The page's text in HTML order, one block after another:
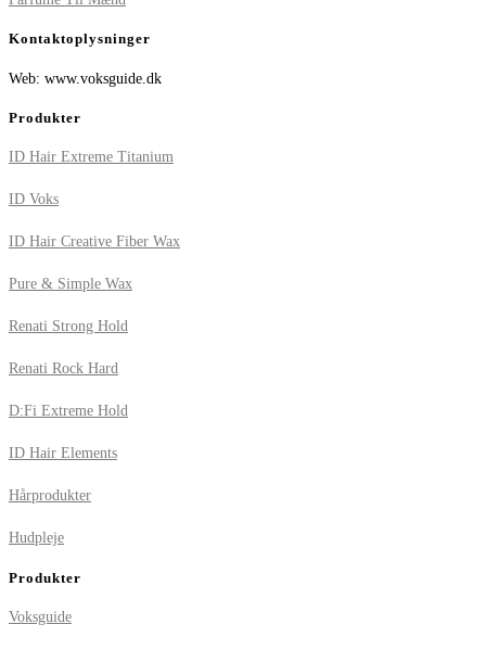
Kontaktoplysninger
Web: www.voksguide.dk
Produkter
ID Hair Extreme Titanium
ID Voks
ID Hair Creative Fiber Wax
Pure & Simple Wax
Renati Strong Hold
Renati Rock Hard
D:Fi Extreme Hold
ID Hair Elements
Hårprodukter
Hudpleje
Produkter
Voksguide